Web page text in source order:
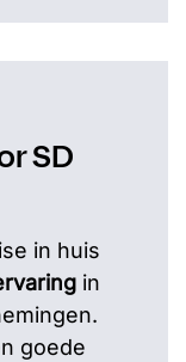
SD
in huis
in
goede